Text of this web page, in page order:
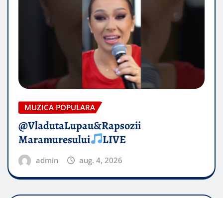
MUZICA POPULARA
@VladutaLupau&Rapsozii
Maramuresului
LIVE
admin aug. 4, 2026